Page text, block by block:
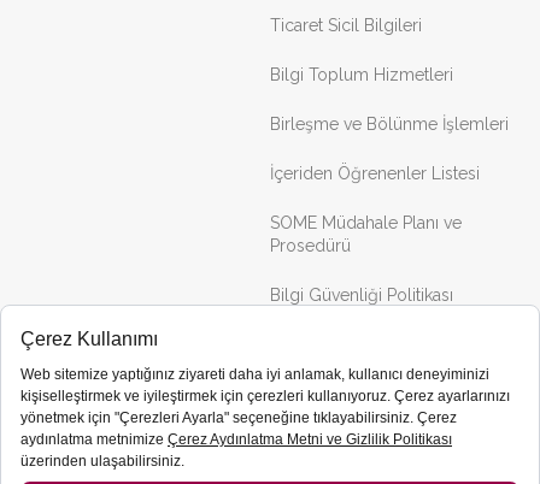
Ticaret Sicil Bilgileri
Bilgi Toplum Hizmetleri
Birleşme ve Bölünme İşlemleri
İçeriden Öğrenenler Listesi
SOME Müdahale Planı ve
Prosedürü
Bilgi Güvenliği Politikası
Portföy
Binalar
Projeler